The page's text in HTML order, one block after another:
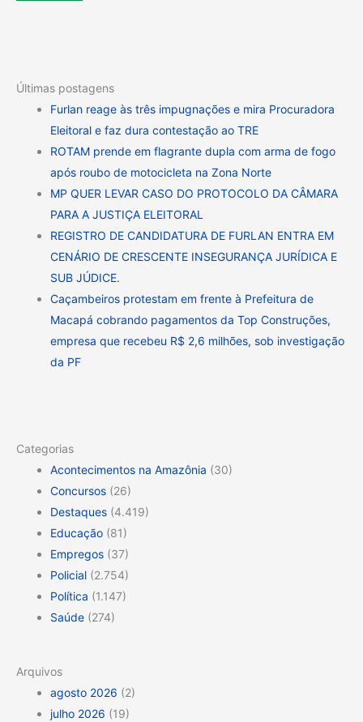
Últimas postagens
Furlan reage às três impugnações e mira Procuradora
Eleitoral e faz dura contestação ao TRE
ROTAM prende em flagrante dupla com arma de fogo
após roubo de motocicleta na Zona Norte
MP QUER LEVAR CASO DO PROTOCOLO DA CÂMARA
PARA A JUSTIÇA ELEITORAL
REGISTRO DE CANDIDATURA DE FURLAN ENTRA EM
CENÁRIO DE CRESCENTE INSEGURANÇA JURÍDICA E
SUB JÚDICE.
Caçambeiros protestam em frente à Prefeitura de
Macapá cobrando pagamentos da Top Construções,
empresa que recebeu R$ 2,6 milhões, sob investigação
da PF
Categorias
Acontecimentos na Amazônia (30)
Concursos (26)
Destaques (4.419)
Educação (81)
Empregos (37)
Policial (2.754)
Política (1.147)
Saúde (274)
Arquivos
agosto 2026 (2)
julho 2026 (19)